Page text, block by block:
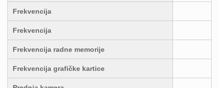
Frekvencija
Frekvencija
Frekvencija radne memorije
Frekvencija grafičke kartice